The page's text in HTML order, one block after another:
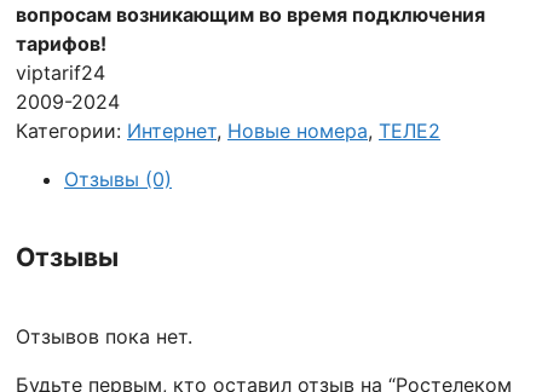
вопросам возникающим во время подключения
тарифов!
viptarif24
2009-2024
Категории: Интернет, Новые номера, ТЕЛЕ2
Отзывы (0)
Отзывы
Отзывов пока нет.
Будьте первым, кто оставил отзыв на “Ростелеком